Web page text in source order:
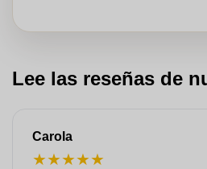
Lee las reseñas de
Carola
★★★★★